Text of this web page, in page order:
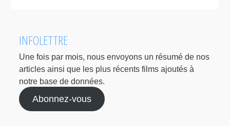
INFOLETTRE
Une fois par mois, nous envoyons un résumé de nos
articles ainsi que les plus récents films ajoutés à
notre base de données.
Abonnez-vous